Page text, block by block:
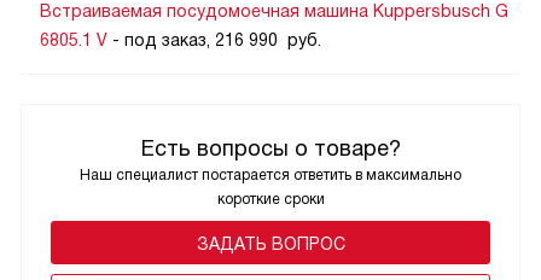
Есть вопросы о товаре?
Наш специалист постарается ответить в максимально
короткие сроки
ЗАДАТЬ ВОПРОС
Встраиваемая посудомоечная машина Kuppersbusch G
6805.1 V - под заказ, 216 990 руб.